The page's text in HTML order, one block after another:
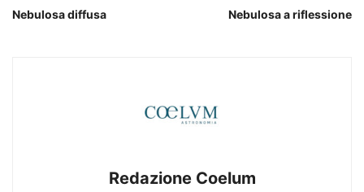
Nebulosa diffusa Nebulosa a riflessione
Redazione Coelum